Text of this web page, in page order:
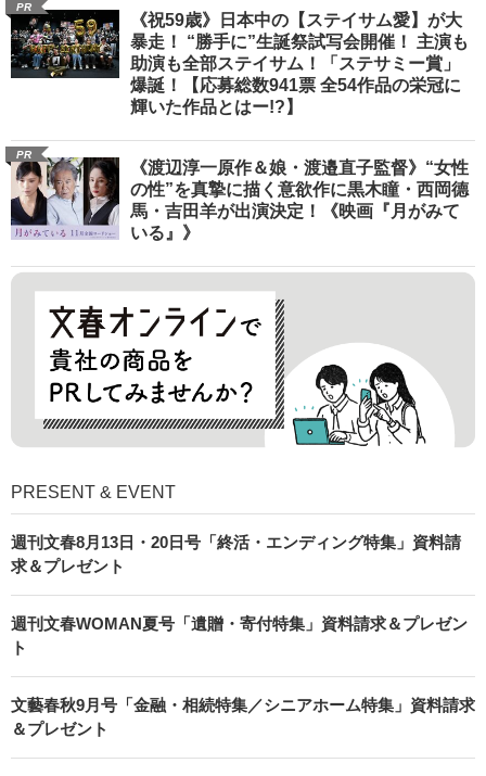
PR
《祝59歳》日本中の【ステイサム愛】が大
暴走！ “勝手に”生誕祭試写会開催！ 主演も
助演も全部ステイサム！「ステサミー賞」
爆誕！【応募総数941票 全54作品の栄冠に
輝いた作品とはー!?】
PR
《渡辺淳一原作＆娘・渡邉直子監督》“女性
の性”を真摯に描く意欲作に黒木瞳・西岡德
馬・吉田羊が出演決定！《映画『月がみて
いる』》
PRESENT & EVENT
週刊文春8月13日・20日号「終活・エンディング特集」資料請
求＆プレゼント
週刊文春WOMAN夏号「遺贈・寄付特集」資料請求＆プレゼン
ト
文藝春秋9月号「金融・相続特集／シニアホーム特集」資料請求
＆プレゼント